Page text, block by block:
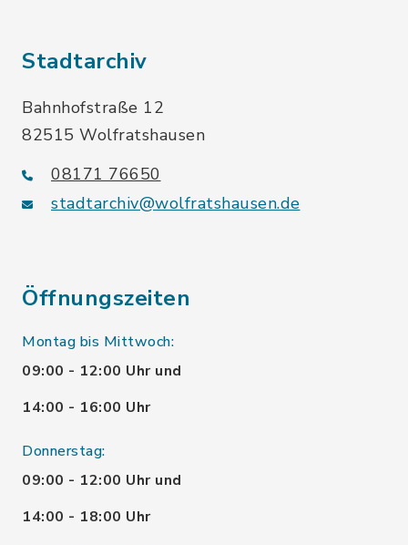
Stadtarchiv
Bahnhofstraße 12
82515 Wolfratshausen
08171 76650
stadtarchiv@wolfratshausen.de
Öffnungszeiten
Montag bis Mittwoch:
09:00 - 12:00 Uhr und
14:00 - 16:00 Uhr
Donnerstag:
09:00 - 12:00 Uhr und
14:00 - 18:00 Uhr